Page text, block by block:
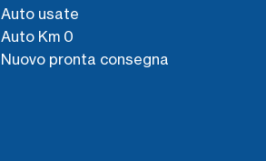
Auto usate
Auto Km 0
Nuovo pronta consegna